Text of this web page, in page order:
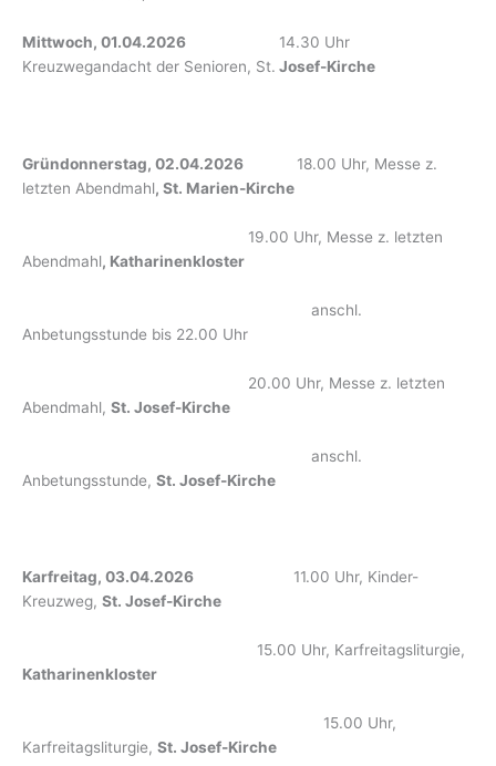
Mittwoch, 01.04.2026 14.30 Uhr
Kreuzwegandacht der Senioren, St. Josef-Kirche
Gründonnerstag, 02.04.2026 18.00 Uhr, Messe z.
letzten Abendmahl, St. Marien-Kirche
19.00 Uhr, Messe z. letzten
Abendmahl, Katharinenkloster
anschl.
Anbetungsstunde bis 22.00 Uhr
20.00 Uhr, Messe z. letzten
Abendmahl, St. Josef-Kirche
anschl.
Anbetungsstunde, St. Josef-Kirche
Karfreitag, 03.04.2026
11.00 Uhr, Kinder-
Kreuzweg, St. Josef-Kirche
15.00 Uhr, Karfreitagsliturgie,
Katharinenkloster
15.00 Uhr,
Karfreitagsliturgie, St. Josef-Kirche